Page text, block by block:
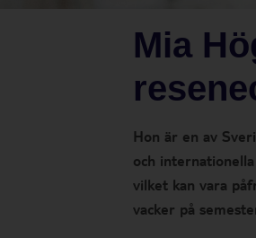
Mia
Hon är en av
och
vilket kan vara
vacker på